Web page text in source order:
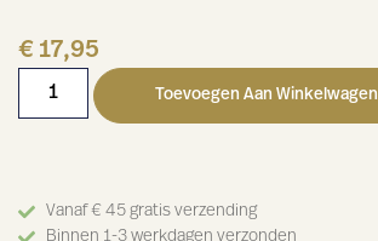
€ 17,95
Toevoegen Aan Winkelwagen
Vanaf € 45 gratis verzending
Binnen 1-3 werkdagen verzonden